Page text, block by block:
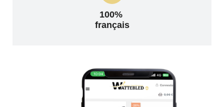
100%
français